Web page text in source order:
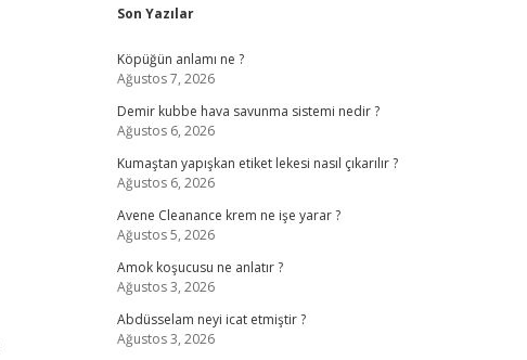
Sidebar
Son Yazılar
Köpüğün anlamı ne ?
Ağustos 7, 2026
Demir kubbe hava savunma sistemi nedir ?
Ağustos 6, 2026
Kumaştan yapışkan etiket lekesi nasıl çıkarılır ?
Ağustos 6, 2026
Avene Cleanance krem ne işe yarar ?
Ağustos 5, 2026
Amok koşucusu ne anlatır ?
Ağustos 3, 2026
Abdüsselam neyi icat etmiştir ?
Ağustos 3, 2026